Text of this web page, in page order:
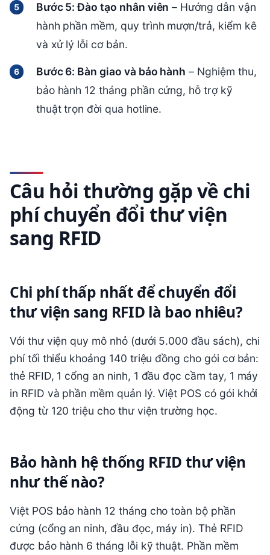
Bước 5: Đào tạo nhân viên – Hướng dẫn vận
hành phần mềm, quy trình mượn/trả, kiểm kê
và xử lý lỗi cơ bản.
Bước 6: Bàn giao và bảo hành – Nghiệm thu,
bảo hành 12 tháng phần cứng, hỗ trợ kỹ
thuật trọn đời qua hotline.
Câu hỏi thường gặp về chi
phí chuyển đổi thư viện
sang RFID
Chi phí thấp nhất để chuyển đổi
thư viện sang RFID là bao nhiêu?
Với thư viện quy mô nhỏ (dưới 5.000 đầu sách), chi
phí tối thiểu khoảng 140 triệu đồng cho gói cơ bản:
thẻ RFID, 1 cổng an ninh, 1 đầu đọc cầm tay, 1 máy
in RFID và phần mềm quản lý. Việt POS có gói khởi
động từ 120 triệu cho thư viện trường học.
Bảo hành hệ thống RFID thư viện
như thế nào?
Việt POS bảo hành 12 tháng cho toàn bộ phần
cứng (cổng an ninh, đầu đọc, máy in). Thẻ RFID
được bảo hành 6 tháng lỗi kỹ thuật. Phần mềm